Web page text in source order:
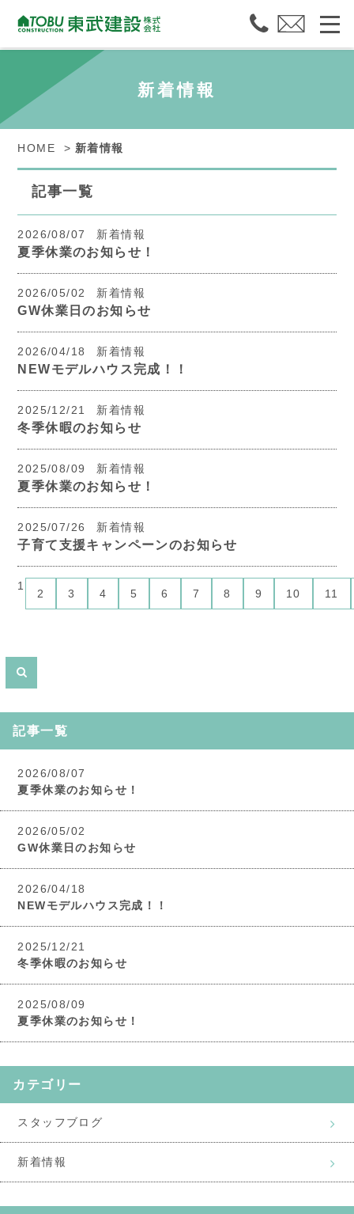
新着情報
HOME 新着情報
記事一覧
夏季休業のお知らせ！
2026/08/07 新着情報
GW休業日のお知らせ
2026/05/02 新着情報
NEWモデルハウス完成！！
2026/04/18 新着情報
冬季休暇のお知らせ
2025/12/21 新着情報
夏季休業のお知らせ！
2025/08/09 新着情報
子育て支援キャンペーンのお知らせ
2025/07/26 新着情報
1
2 3 4 5 6 7 8 9 10 11
記事一覧
2026/08/07
夏季休業のお知らせ！
2026/05/02
GW休業日のお知らせ
2026/04/18
NEWモデルハウス完成！！
2025/12/21
冬季休暇のお知らせ
2025/08/09
夏季休業のお知らせ！
カテゴリー
スタッフブログ
新着情報